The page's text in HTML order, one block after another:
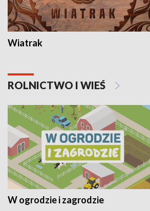
Wiatrak
ROLNICTWO I WIEŚ
W ogrodzie i zagrodzie